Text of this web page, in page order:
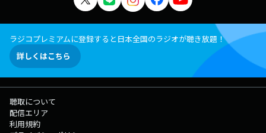
ラジコプレミアムに登録すると日本全国のラジオが聴き放題！
詳しくはこちら
聴取について
配信エリア
利用規約